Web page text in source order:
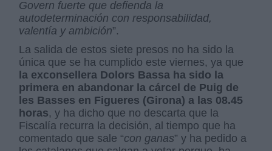
Govern fuerte que defienda la
autodeterminación con responsabilidad,
valentía y ambición”.
La salida de estos siete presos no ha sido la
única que se ha cumplido este viernes, ya que
la exconsellera Dolors Bassa ha sido la
primera en abandonar la cárcel de Puig de
les Basses en Figueres (Girona) a las 08.45
horas, y ha dicho que no descarta que la
Fiscalía recurra la decisión, al tiempo que ha
comentado que sale “con ganas” y ha pedido a